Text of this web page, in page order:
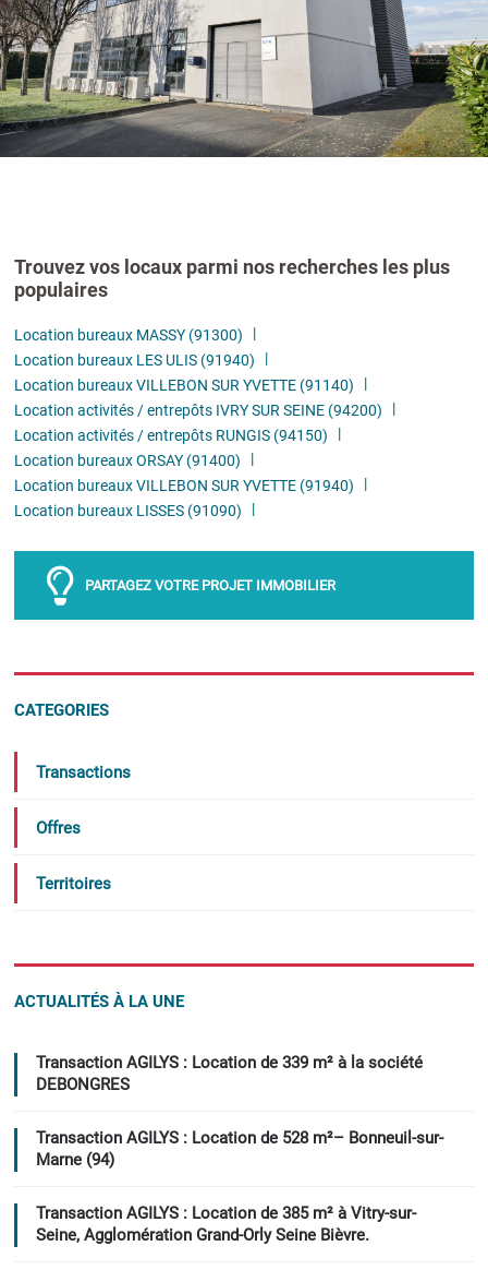
Trouvez vos locaux parmi nos recherches les plus
populaires
Location bureaux MASSY (91300)
Location bureaux LES ULIS (91940)
Location bureaux VILLEBON SUR YVETTE (91140)
Location activités / entrepôts IVRY SUR SEINE (94200)
Location activités / entrepôts RUNGIS (94150)
Location bureaux ORSAY (91400)
Location bureaux VILLEBON SUR YVETTE (91940)
Location bureaux LISSES (91090)
PARTAGEZ VOTRE PROJET IMMOBILIER
CATEGORIES
Transactions
Offres
Territoires
ACTUALITÉS À LA UNE
Transaction AGILYS : Location de 339 m² à la société
DEBONGRES
Transaction AGILYS : Location de 528 m²– Bonneuil-sur-
Marne (94)
Transaction AGILYS : Location de 385 m² à Vitry-sur-
Seine, Agglomération Grand-Orly Seine Bièvre.